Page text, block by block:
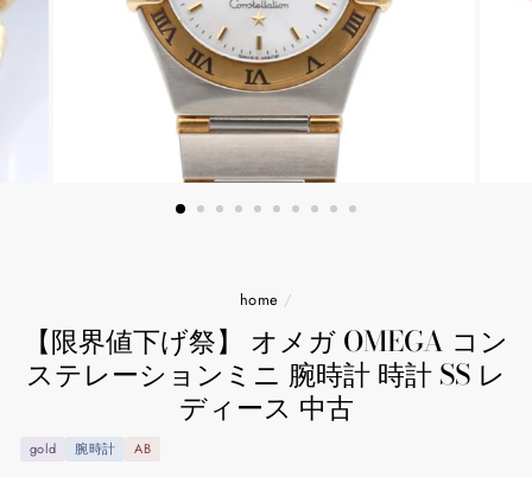
home /
【限界値下げ祭】 オメガ OMEGA コン
ステレーションミニ 腕時計 時計 SS レ
ディース 中古
gold 腕時計 AB